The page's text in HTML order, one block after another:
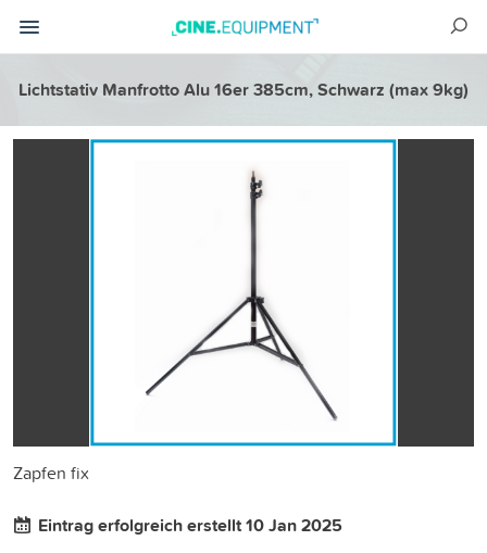
Lichtstativ Manfrotto Alu 16er 385cm, Schwarz (max 9kg)
Zapfen fix
Eintrag erfolgreich erstellt 10 Jan 2025